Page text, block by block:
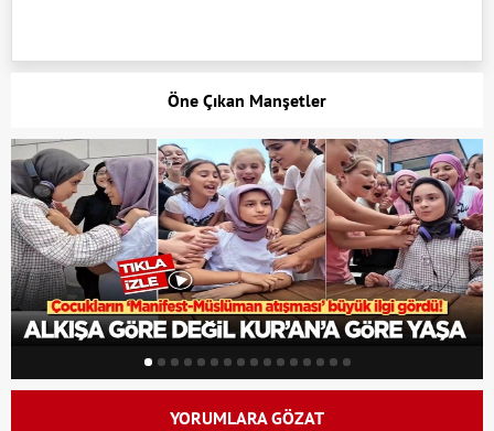
Öne Çıkan Manşetler
YORUMLARA GÖZAT